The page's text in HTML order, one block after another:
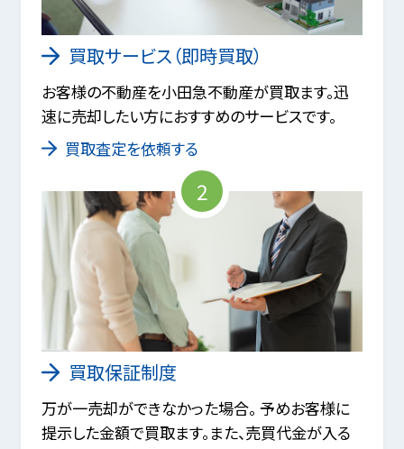
買取サービス（即時買取）
お客様の不動産を小田急不動産が買取ます。迅
速に売却したい方におすすめのサービスです。
買取査定を依頼する
2
買取保証制度
万が一売却ができなかった場合。 予めお客様に
提示した金額で買取ます。また、売買代金が入る